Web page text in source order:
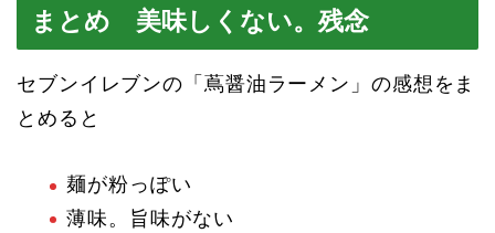
まとめ 美味しくない。残念
セブンイレブンの「蔦醤油ラーメン」の感想をま
とめると
麺が粉っぽい
薄味。旨味がない